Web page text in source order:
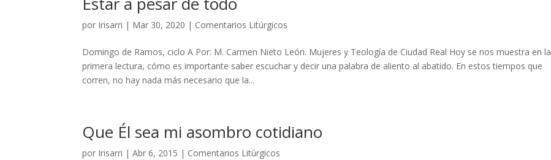
por Irisarri | Mar 30, 2020 | Comentarios Litúrgicos
Domingo de Ramos, ciclo A Por: M. Carmen Nieto León. Mujeres y Teología de Ciudad Real Hoy se nos muestra en la
primera lectura, cómo es importante saber escuchar y decir una palabra de aliento al abatido. En estos tiempos que
corren, no hay nada más necesario que la...
Que Él sea mi asombro cotidiano
por Irisarri |Abr 6, 2015 | Comentarios Litúrgicos